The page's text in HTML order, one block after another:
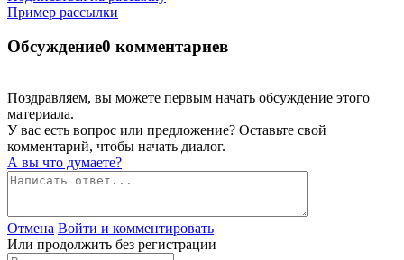
Пример рассылки
Обсуждение0 комментариев
Поздравляем, вы можете первым начать обсуждение этого
материала.
У вас есть вопрос или предложение? Оставьте свой
комментарий, чтобы начать диалог.
А вы что думаете?
Отмена Войти и комментировать
Или продолжить без регистрации